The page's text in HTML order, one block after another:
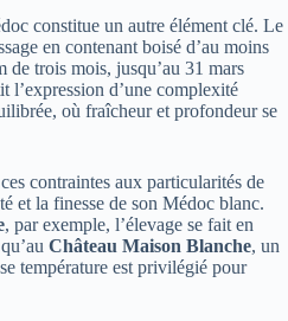
constitue un autre élément clé. Le
en contenant boisé d’au moins
trois mois, jusqu’au 31 mars
l’expression d’une complexité
où fraîcheur et profondeur se
contraintes aux particularités de
et la finesse de son Médoc blanc.
, par exemple, l’élevage se fait en
Château Maison Blanche, un
température est privilégié pour